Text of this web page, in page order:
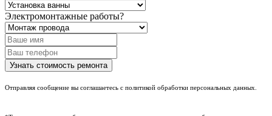
Электромонтажные работы?
Отправляя сообщение вы соглашаетесь с политикой обработки персональных данных.